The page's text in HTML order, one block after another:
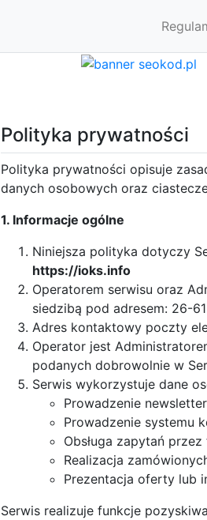
Polityka prywatności
Polityka prywatności opisuje
danych osobowych oraz
1. Informacje ogólne
Niniejsza polityka dotyczy
https://ioks.info
Operatorem serwisu oraz
siedzibą pod adresem: 26-
Adres kontaktowy poczty
Operator jest
podanych dobrowolnie w
Serwis wykorzystuje dane
Prowadzenie
Prowadzenie systemu
Obsługa zapytań
Realizacja
Prezentacja oferty lub
Serwis realizuje funkcje